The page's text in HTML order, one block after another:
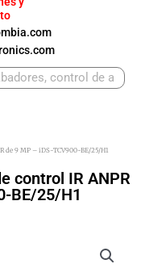
de 9 MP – iDS-TCV900-BE/25/H1
control IR ANPR
BE/25/H1